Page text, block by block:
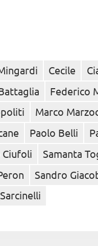
Cecile
Federico
Marco
Paolo Belli
Samanta
Sandro